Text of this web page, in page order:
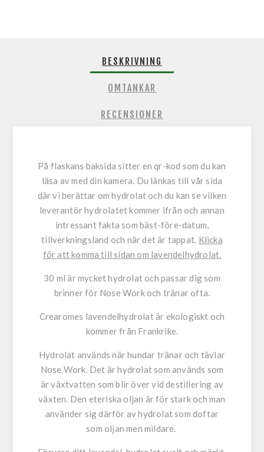
BESKRIVNING
OMTANKAR
RECENSIONER
På flaskans baksida sitter en qr-kod som du kan
läsa av med din kamera. Du länkas till vår sida
där vi berättar om hydrolat och du kan se vilken
leverantör hydrolatet kommer ifrån och annan
intressant fakta som bäst-före-datum,
tillverkningsland och när det är tappat. Klicka
för att komma till sidan om lavendelhydrolat.
30 ml är mycket hydrolat och passar dig som
brinner för Nose Work och tränar ofta.
Crearomes lavendelhydrolat är ekologiskt och
kommer från Frankrike.
Hydrolat används när hundar tränar och tävlar
Nose Work. Det är hydrolat som används som
är växtvatten som blir över vid destillering av
växten. Den eteriska oljan är för stark och man
använder sig därför av hydrolat som doftar
som oljan men mildare.